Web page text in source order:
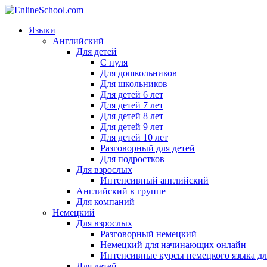
Языки
Английский
Для детей
С нуля
Для дошкольников
Для школьников
Для детей 6 лет
Для детей 7 лет
Для детей 8 лет
Для детей 9 лет
Для детей 10 лет
Разговорный для детей
Для подростков
Для взрослых
Интенсивный английский
Английский в группе
Для компаний
Немецкий
Для взрослых
Разговорный немецкий
Немецкий для начинающих онлайн
Интенсивные курсы немецкого языка